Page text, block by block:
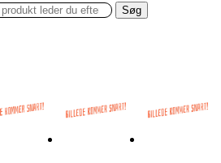
Søg